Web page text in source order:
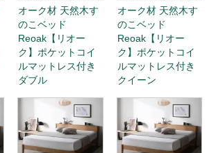
のこベッド
Reoak【リオー
ク】国産ポケット
コイルマットレス
付き（レギュラ
ー） クイーン
のこベッド
Reoak【リオー
ク】国産ポケット
コイルマットレス
付き（ハード） シ
ングル